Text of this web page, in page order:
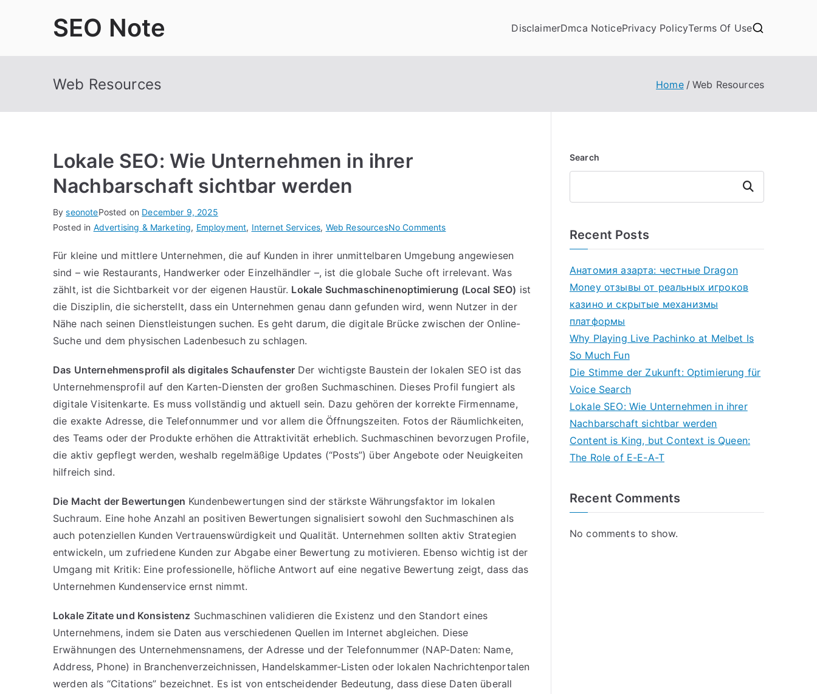
SEO Note DisclaimerDmca NoticePrivacy PolicyTerms Of Use
Web Resources Home Web Resources
Lokale SEO: Wie Unternehmen in ihrer
Nachbarschaft sichtbar werden
ByseonotePosted on December 9, 2025
Posted in Advertising & Marketing, Employment, Internet Services, Web ResourcesNo Commentson
SEO:
Wie
Unternehmen
in
ihrer
Für kleine und mittlere Unternehmen, die auf Kunden in ihrer unmittelbaren Umgebung angewiesen
sind – wie Restaurants, Handwerker oder Einzelhändler –, ist die globale Suche oft irrelevant. Was
zählt, ist die Sichtbarkeit vor der eigenen Haustür. Lokale Suchmaschinenoptimierung (Local SEO) ist
die Disziplin, die sicherstellt, dass ein Unternehmen genau dann gefunden wird, wenn Nutzer in der
Nähe nach seinen Dienstleistungen suchen. Es geht darum, die digitale Brücke zwischen der Online-
Suche und dem physischen Ladenbesuch zu schlagen.
Das Unternehmensprofil als digitales SchaufensterDer wichtigste Baustein der lokalen SEO ist das
Unternehmensprofil auf den Karten-Diensten der großen Suchmaschinen. Dieses Profil fungiert als
digitale Visitenkarte. Es muss vollständig und aktuell sein. Dazu gehören der korrekte Firmenname,
die exakte Adresse, die Telefonnummer und vor allem die Öffnungszeiten. Fotos der Räumlichkeiten,
des Teams oder der Produkte erhöhen die Attraktivität erheblich. Suchmaschinen bevorzugen Profile,
die aktiv gepflegt werden, weshalb regelmäßige Updates (“Posts”) über Angebote oder Neuigkeiten
hilfreich sind.
Die Macht der Bewertungen Kundenbewertungen sind der stärkste Währungsfaktor im lokalen
Suchraum. Eine hohe Anzahl an positiven Bewertungen signalisiert sowohl den Suchmaschinen als
auch potenziellen Kunden Vertrauenswürdigkeit und Qualität. Unternehmen sollten aktiv Strategien
entwickeln, um zufriedene Kunden zur Abgabe einer Bewertung zu motivieren. Ebenso wichtig ist der
Umgang mit Kritik: Eine professionelle, höfliche Antwort auf eine negative Bewertung zeigt, dass das
Unternehmen Kundenservice ernst nimmt.
Lokale Zitate und Konsistenz Suchmaschinen validieren die Existenz und den Standort eines
Unternehmens, indem sie Daten aus verschiedenen Quellen im Internet abgleichen. Diese
Erwähnungen des Unternehmensnamens, der Adresse und der Telefonnummer (NAP-Daten: Name,
Address, Phone) in Branchenverzeichnissen, Handelskammer-Listen oder lokalen Nachrichtenportalen
werden als “Citations” bezeichnet. Es ist von entscheidender Bedeutung, dass diese Daten überall
Search
Search
Recent Posts
Анатомия азарта: честные Dragon
Money отзывы от реальных игроков
казино и скрытые механизмы
платформы
Why Playing Live Pachinko at Melbet Is
So Much Fun
Die Stimme der Zukunft: Optimierung für
Voice Search
Lokale SEO: Wie Unternehmen in ihrer
Nachbarschaft sichtbar werden
Content is King, but Context is Queen:
The Role of E-E-A-T
Recent Comments
No comments to show.